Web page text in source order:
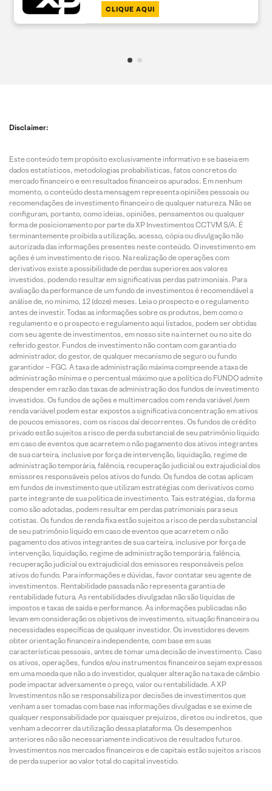
CLIQUE AQUI
Disclaimer:
Este conteúdo tem propósito exclusivamente informativo e se baseia em
dados estatísticos, metodologias probabilísticas, fatos concretos do
mercado financeiro e em resultados financeiros apurados. Em nenhum
momento, o conteúdo desta mensagem representa opiniões pessoais ou
recomendações de investimento financeiro de qualquer natureza. Não se
configuram, portanto, como ideias, opiniões, pensamentos ou qualquer
forma de posicionamento por parte da XP Investimentos CCTVM S/A. É
terminantemente proibida a utilização, acesso, cópia ou divulgação não
autorizada das informações presentes neste conteúdo. O investimento em
ações é um investimento de risco. Na realização de operações com
derivativos existe a possibilidade de perdas superiores aos valores
investidos, podendo resultar em significativas perdas patrimoniais. Para
avaliação da performance de um fundo de investimentos é recomendável a
análise de, no mínimo, 12 (doze) meses. Leia o prospecto e o regulamento
antes de investir. Todas as informações sobre os produtos, bem como o
regulamento e o prospecto e regulamento aqui listados, podem ser obtidas
com seu agente de investimentos, em nosso site na internet ou no site do
referido gestor. Fundos de investimento não contam com garantia do
administrador, do gestor, de qualquer mecanismo de seguro ou fundo
garantidor – FGC. A taxa de administração máxima compreende a taxa de
administração mínima e o percentual máximo que a política do FUNDO admite
despender em razão das taxas de administração dos fundos de investimento
investidos. Os fundos de ações e multimercados com renda variável /sem
renda variável podem estar expostos a significativa concentração em ativos
de poucos emissores, com os riscos daí decorrentes. Os fundos de crédito
privado estão sujeitos a risco de perda substancial de seu patrimônio líquido
em caso de eventos que acarretem o não pagamento dos ativos integrantes
de sua carteira, inclusive por força de intervenção, liquidação, regime de
administração temporária, falência, recuperação judicial ou extrajudicial dos
emissores responsáveis pelos ativos do fundo. Os fundos de cotas aplicam
em fundos de investimento que utilizam estratégias com derivativos como
parte integrante de sua política de investimento. Tais estratégias, da forma
como são adotadas, podem resultar em perdas patrimoniais para seus
cotistas. Os fundos de renda fixa estão sujeitos a risco de perda substancial
de seu patrimônio líquido em caso de eventos que acarretem o não
pagamento dos ativos integrantes de sua carteira, inclusive por força de
intervenção, liquidação, regime de administração temporária, falência,
recuperação judicial ou extrajudicial dos emissores responsáveis pelos
ativos do fundo. Para informações e dúvidas, favor contatar seu agente de
investimentos. Rentabilidade passada não representa garantia de
rentabilidade futura. As rentabilidades divulgadas não são líquidas de
impostos e taxas de saída e performance. As informações publicadas não
levam em consideração os objetivos de investimento, situação financeira ou
necessidades específicas de qualquer investidor. Os investidores devem
obter orientação financeira independente, com base em suas
características pessoais, antes de tomar uma decisão de investimento. Caso
os ativos, operações, fundos e/ou instrumentos financeiros sejam expressos
em uma moeda que não a do investidor, qualquer alteração na taxa de câmbio
pode impactar adversamente o preço, valor ou rentabilidade. A XP
Investimentos não se responsabiliza por decisões de investimentos que
venham a ser tomadas com base nas informações divulgadas e se exime de
qualquer responsabilidade por quaisquer prejuízos, diretos ou indiretos, que
venham a decorrer da utilização dessa plataforma. Os desempenhos
anteriores não são necessariamente indicativos de resultados futuros.
Investimentos nos mercados financeiros e de capitais estão sujeitos a riscos
de perda superior ao valor total do capital investido.